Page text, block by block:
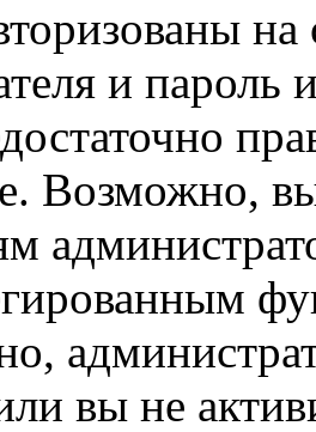
на
и пароль
Возможно,
вы не